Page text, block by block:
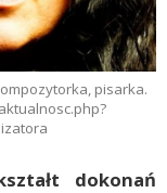
pisarka.
dokonań